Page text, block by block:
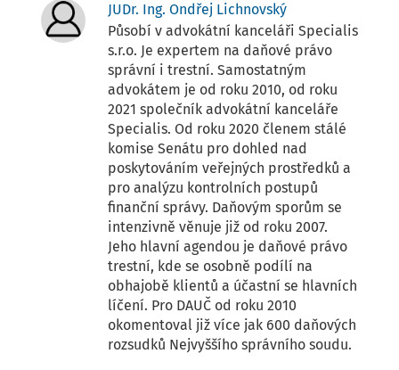
JUDr. Ing. Ondřej Lichnovský
Působí v advokátní kanceláři Specialis
s.r.o. Je expertem na daňové právo
správní i trestní. Samostatným
advokátem je od roku 2010, od roku
2021 společník advokátní kanceláře
Specialis. Od roku 2020 členem stálé
komise Senátu pro dohled nad
poskytováním veřejných prostředků a
pro analýzu kontrolních postupů
finanční správy. Daňovým sporům se
intenzivně věnuje již od roku 2007.
Jeho hlavní agendou je daňové právo
trestní, kde se osobně podílí na
obhajobě klientů a účastní se hlavních
líčení. Pro DAUČ od roku 2010
okomentoval již více jak 600 daňových
rozsudků Nejvyššího správního soudu.